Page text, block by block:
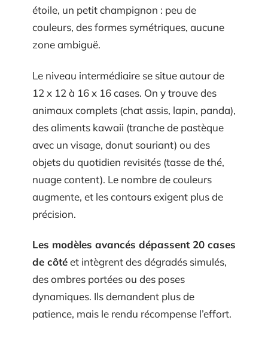
étoile, un petit champignon : peu de
couleurs, des formes symétriques, aucune
zone ambiguë.
Le niveau intermédiaire se situe autour de
12 x 12 à 16 x 16 cases. On y trouve des
animaux complets (chat assis, lapin, panda),
des aliments kawaii (tranche de pastèque
avec un visage, donut souriant) ou des
objets du quotidien revisités (tasse de thé,
nuage content). Le nombre de couleurs
augmente, et les contours exigent plus de
précision.
Les modèles avancés dépassent 20 cases
de côtéet intègrent des dégradés simulés,
des ombres portées ou des poses
dynamiques. Ils demandent plus de
patience, mais le rendu récompense l’effort.